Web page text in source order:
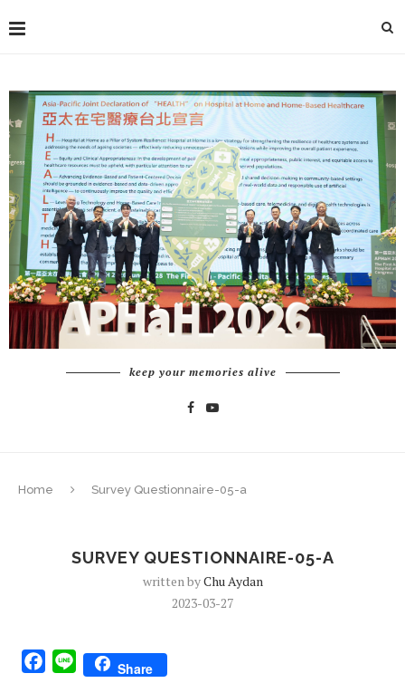
keep your memories alive
Home Survey Questionnaire-05-a
SURVEY QUESTIONNAIRE-05-A
written byChu Aydan
2023-03-27
Facebook
Line Share